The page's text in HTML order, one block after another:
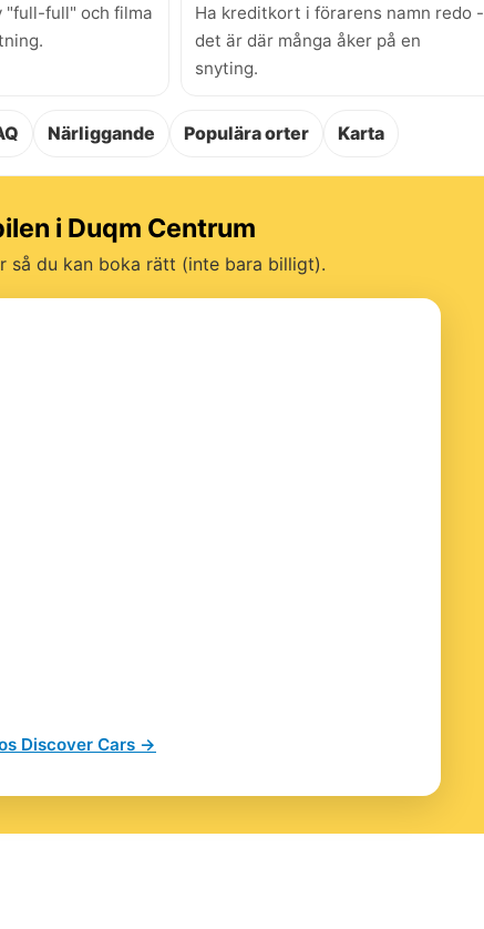
"full-full" och filma
Ha kreditkort i förarens namn redo -
det är där många åker på en
snyting.
Närliggande Populära orter Karta
i Duqm Centrum
så du kan boka rätt (inte bara billigt).
Discover Cars →